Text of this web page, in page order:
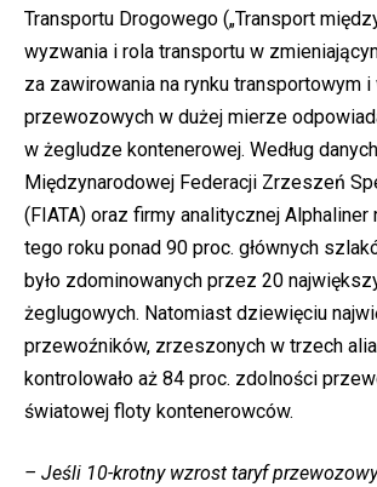
Transportu Drogowego („Transport
wyzwania i rola transportu w
za zawirowania na rynku transportowym
przewozowych w dużej mierze
w żegludze kontenerowej. Według danych
Międzynarodowej Federacji Zrzeszeń
(FIATA) oraz firmy analitycznej Alphaliner
tego roku ponad 90 proc. głównych
było zdominowanych przez 20
żeglugowych. Natomiast dziewięciu
przewoźników, zrzeszonych w trzech
kontrolowało aż 84 proc. zdolności
światowej floty kontenerowców.
– Jeśli 10-krotny wzrost taryf